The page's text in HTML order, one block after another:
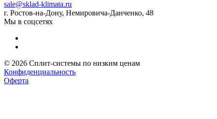
sale@sklad-klimata.ru
г. Ростов-на-Дону, Немировича-Данченко, 48
Мы в соцсетях
© 2026 Сплит-системы по низким ценам
Конфиденциальность
Оферта